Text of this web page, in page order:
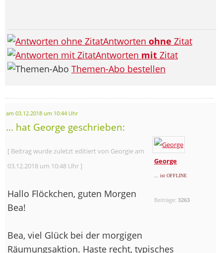
Antworten ohne Zitat
Antworten mit Zitat
Themen-Abo bestellen
am 03.12.2018 um 10:44 Uhr
... hat George geschrieben:
George
... ist OFFLINE
Beiträge:3263
[ Beitrag wurde zuletzt editiert von Georgie am
03.12.2018 um 10:48 Uhr ]
Hallo Flöckchen, guten Morgen
Bea!
Bea, viel Glück bei der morgigen
Räumungsaktion. Haste recht, typisches